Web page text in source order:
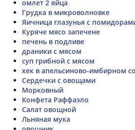
омлет 2 яйца
Грудка в микроволновке
Яичница глазунья с
Куряче мясо запечене
печень в подливе
драники с мясом
суп грибной с мясом
хек в апельсиново-имбирном
Сердечки с овощами
Морковный
Конфета Раффаэло
Салат овощной
Льняная мука